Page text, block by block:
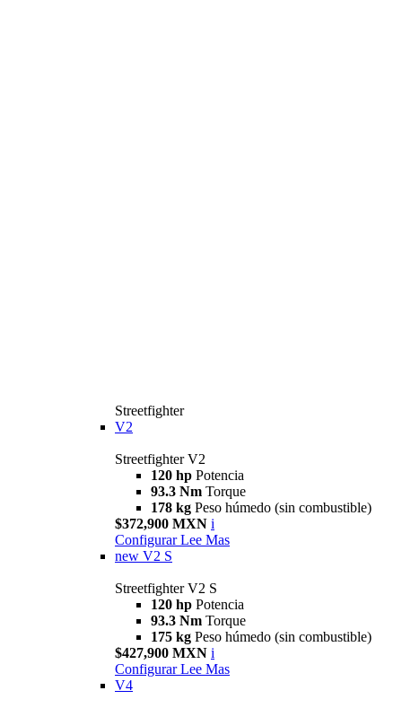
Streetfighter
V2
Streetfighter V2
120 hp Potencia
93.3 Nm Torque
178 kg Peso húmedo (sin combustible)
$372,900 MXN i
Configurar Lee Mas
new V2 S
Streetfighter V2 S
120 hp Potencia
93.3 Nm Torque
175 kg Peso húmedo (sin combustible)
$427,900 MXN i
Configurar Lee Mas
V4